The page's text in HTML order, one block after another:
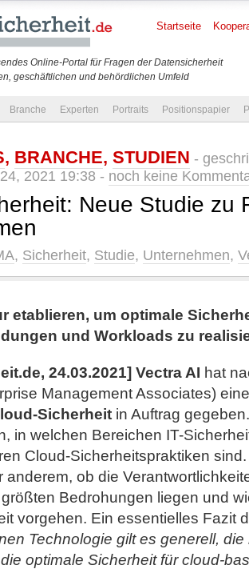
Online-Portal für Fragen der Datensicherheit
geschäftlichen und behördlichen Umfeld
Startseite
Branche Experten Portraits Positionspapier
, BRANCHE, STUDIEN -
2021 19:38 - noch keine
Neue Studie zu
, Sicherheit, Studie, Unternehmen,
etablieren, um optimale
und Workloads zu
24.03.2021] Vectra AI hat
Management Associates)
Sicherheit in Auftrag
in welchen Bereichen IT-
Cloud-Sicherheitspraktiken
anderem, ob die
Bedrohungen liegen und
vorgehen. Ein essentielles Fazit
Technologie gilt es generell,
optimale Sicherheit für cloud-